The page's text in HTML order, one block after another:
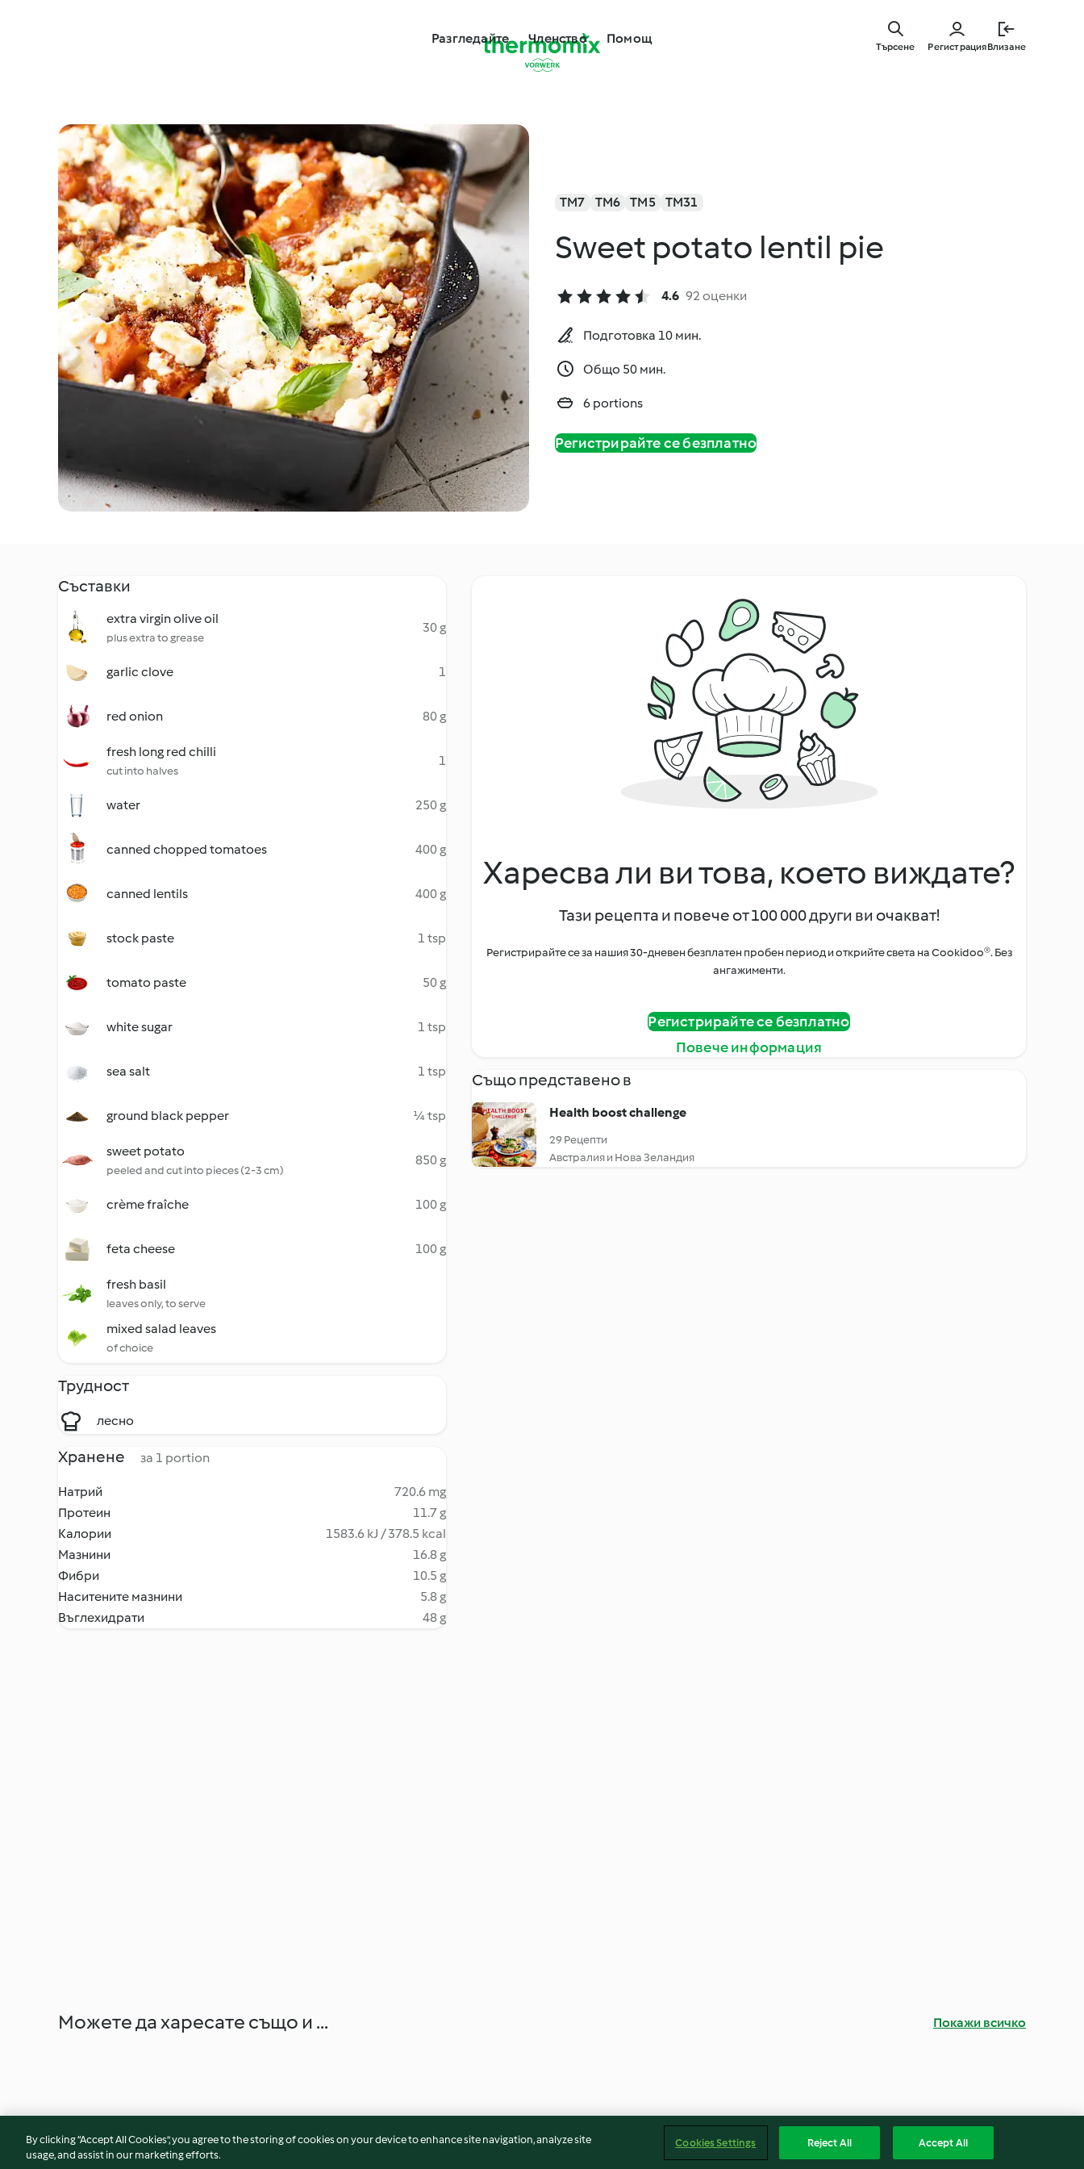
Разгледайте Членство Помощ
РегистрацияВлизане
Търсене
TM7 TM6 TM5 TM31
Sweet potato lentil pie
4.6 92 оценки
Подготовка 10 мин.
Общо 50 мин.
6 portions
Регистрирайте се безплатно
Съставки
extra virgin olive oil
plus extra to grease
30 g
garlic clove 1
red onion 80 g
fresh long red chilli
cut into halves
1
water 250 g
canned chopped tomatoes 400 g
canned lentils 400 g
stock paste 1 tsp
tomato paste 50 g
white sugar 1 tsp
sea salt 1 tsp
ground black pepper ¼ tsp
sweet potato
peeled and cut into pieces (2-3 cm)
850 g
crème fraîche 100 g
feta cheese 100 g
fresh basil
leaves only, to serve
mixed salad leaves
of choice
Трудност
лесно
Хранене за 1 portion
Натрий
720.6 mg
Протеин
11.7 g
Калории
1583.6 kJ / 378.5 kcal
Мазнини
16.8 g
Фибри
10.5 g
Наситените мазнини
5.8 g
Въглехидрати
48 g
Харесва ли ви това, което виждате?
Тази рецепта и повече от 100 000 други ви очакват!
Регистрирайте се за нашия 30-дневен безплатен пробен период и открийте света на Cookidoo®. Без
ангажименти.
Регистрирайте се безплатно
Повече информация
Също представено в
Health boost challenge
29 Рецепти
Австралия и Нова Зеландия
Можете да харесате също и ... Покажи всичко
By clicking “Accept All Cookies”, you agree to the storing of cookies on your device to enhance site navigation, analyze site
usage, and assist in our marketing efforts.
Cookies Settings Reject All Accept All